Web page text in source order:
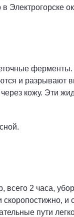
Электрогорске
и разрывают
кожу. Эти
всего 2 часа,
и
пути